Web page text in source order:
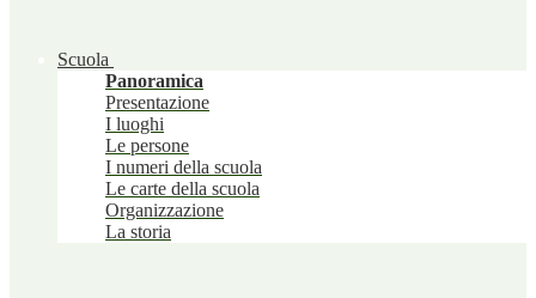
Scuola
Panoramica
Presentazione
I luoghi
Le persone
I numeri della scuola
Le carte della scuola
Organizzazione
La storia